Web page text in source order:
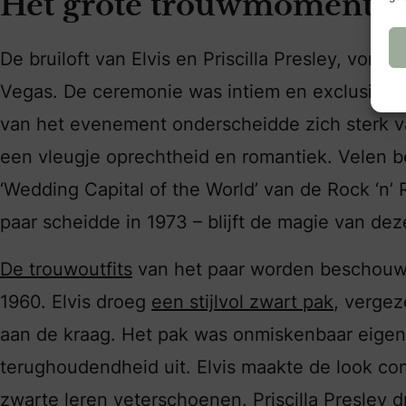
Het grote trouwmoment
De bruiloft van Elvis en Priscilla Presley, vond
Vegas. De ceremonie was intiem en
van het evenement onderscheidde zich sterk
een vleugje oprechtheid en romantiek. Velen
‘Wedding Capital of the World’ van de Rock
paar scheidde in 1973 – blijft de magie van
De trouwoutfits van het paar worden
1960. Elvis droeg een stijlvol zwart pak,
aan de kraag. Het pak was onmiskenbaar
terughoudendheid uit. Elvis maakte de look
zwarte leren veterschoenen. Priscilla Presley